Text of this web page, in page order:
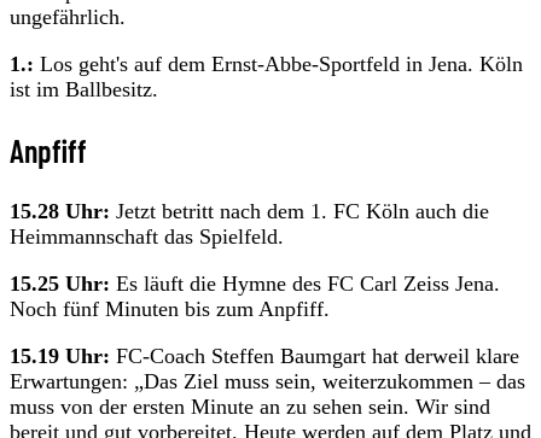
ungefährlich.
1.: Los geht's auf dem Ernst-Abbe-Sportfeld in Jena. Köln
ist im Ballbesitz.
Anpfiff
15.28 Uhr: Jetzt betritt nach dem 1. FC Köln auch die
Heimmannschaft das Spielfeld.
15.25 Uhr: Es läuft die Hymne des FC Carl Zeiss Jena.
Noch fünf Minuten bis zum Anpfiff.
15.19 Uhr: FC-Coach Steffen Baumgart hat derweil klare
Erwartungen: „Das Ziel muss sein, weiterzukommen – das
muss von der ersten Minute an zu sehen sein. Wir sind
bereit und gut vorbereitet. Heute werden auf dem Platz und